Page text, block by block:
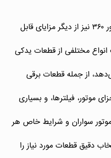
تنوع قطعات موجود در سایت موتور ۳۶۰ نیز از دیگر مزایای قابل
مختلفی از قطعات یدکی
از جمله قطعات برقی
موتور، فیلترها، و بسیاری
سواران و شرایط خاص هر
۳۶۰ امکان انتخاب دقیق قطعات مورد نیاز را